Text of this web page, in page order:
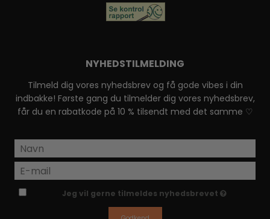
NYHEDSTILMELDING
Tilmeld dig vores nyhedsbrev og få gode vibes i din
indbakke! Første gang du tilmelder dig vores nyhedsbrev,
får du en rabatkode på 10 % tilsendt med det samme ♡
Jeg vil gerne tilmeldes nyhedsbrevet